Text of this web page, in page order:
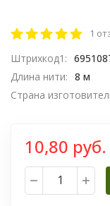
1
Штрихкод1:
Длина нити: 8 м
Страна
10,80 руб.